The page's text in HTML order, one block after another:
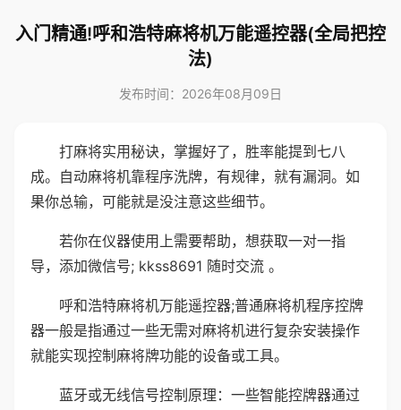
入门精通!呼和浩特麻将机万能遥控器(全局把控
法)
发布时间：2026年08月09日
打麻将实用秘诀，掌握好了，胜率能提到七八
成。自动麻将机靠程序洗牌，有规律，就有漏洞。如
果你总输，可能就是没注意这些细节。
若你在仪器使用上需要帮助，想获取一对一指
导，添加微信号; kkss8691 随时交流 。
呼和浩特麻将机万能遥控器;普通麻将机程序控牌
器一般是指通过一些无需对麻将机进行复杂安装操作
就能实现控制麻将牌功能的设备或工具。
蓝牙或无线信号控制原理：一些智能控牌器通过